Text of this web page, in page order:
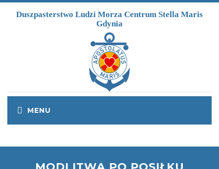
Duszpasterstwo Ludzi Morza Centrum Stella Maris
Gdynia